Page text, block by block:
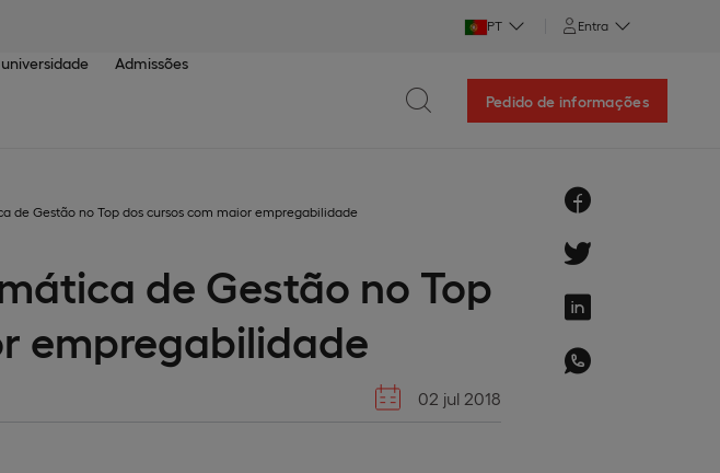
PT Entra
universidade Admissões
Pedido de informações
de Gestão no Top dos cursos com maior empregabilidade
de Gestão no Top
empregabilidade
02 jul 2018